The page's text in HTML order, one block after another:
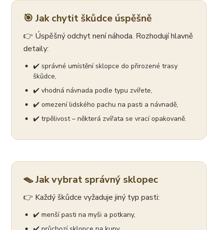
🎯 Jak chytit škůdce úspěšně
👉 Úspěšný odchyt není náhoda. Rozhodují hlavně
detaily:
✔️ správné umístění sklopce do přirozené trasy
škůdce,
✔️ vhodná návnada podle typu zvířete,
✔️ omezení lidského pachu na pasti a návnadě,
✔️ trpělivost – některá zvířata se vrací opakovaně.
🪤 Jak vybrat správný sklopec
👉 Každý škůdce vyžaduje jiný typ pasti:
✔️ menší pasti na myši a potkany,